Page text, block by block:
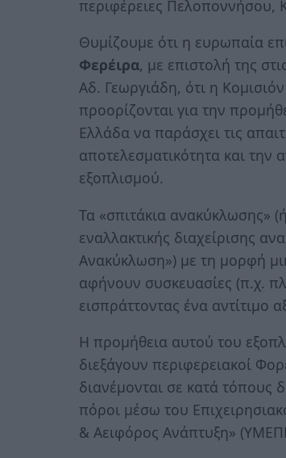
περιφέρειες Πελοποννήσου,
Θυμίζουμε ότι η ευρωπαία
Φερέιρα, με επιστολή της
Αδ. Γεωργιάδη, ότι η
προορίζονται για την
Ελλάδα να παράσχει τις
αποτελεσματικότητα και
εξοπλισμού.
Τα «σπιτάκια ανακύκλωσης»
εναλλακτικής διαχείρισης
Ανακύκλωση») με τη μορφή
αφήνουν συσκευασίες (π.χ.
εισπράττοντας ένα
Η προμήθεια αυτού του
διεξάγουν περιφερειακοί
διανέμονται σε κατά τόπους
πόροι μέσω του
& Αειφόρος Ανάπτυξη»